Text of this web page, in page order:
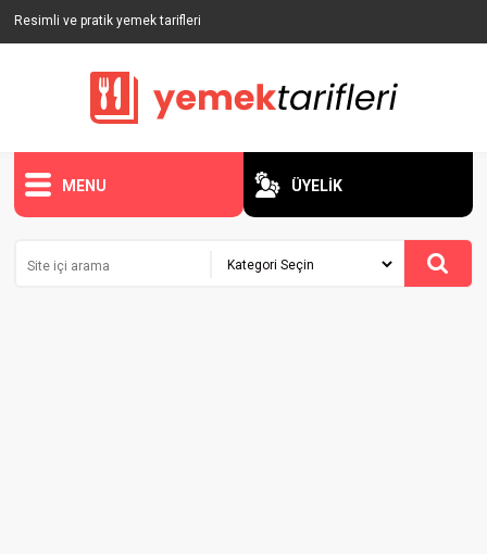
Resimli ve pratik yemek tarifleri
MENU ÜYELİK